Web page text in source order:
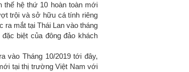
thế hệ thứ 10 hoàn toàn mới
trội và sở hữu cá tính riêng
mắt tại Thái Lan vào tháng
biệt của đông đảo khách
vào Tháng 10/2019 tới đây,
tại thị trường Việt Nam với